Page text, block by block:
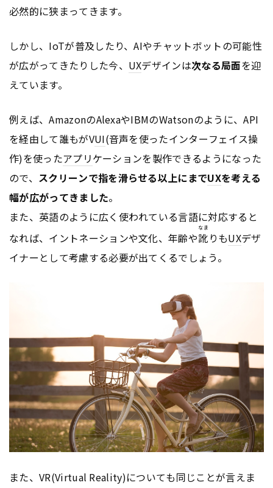
必然的に狭まってきます。
しかし、IoTが普及したり、AIやチャットボットの可能性
が広がってきたりした今、 UXデザインは次なる局面を迎
えています。
例えば、AmazonのAlexaやIBMのWatsonのように、API
を経由して誰もがVUI(音声を使ったインターフェイス操
作)を使ったアプリケーションを製作できるようになった
ので、 スクリーンで指を滑らせる以上にまでUXを考える
幅が広がってきました。
また、英語のように広く使われている言語に対応すると
なれば、イントネーションや文化、年齢や訛
なま
りもUXデザ
イナーとして考慮する必要が出てくるでしょう。
また、VR(Virtual Reality)についても同じことが言えま